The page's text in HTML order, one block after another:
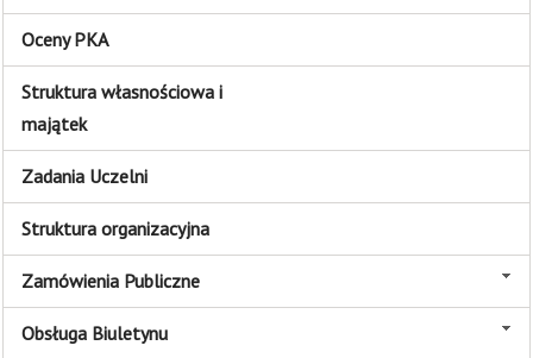
Oceny PKA
Struktura własnościowa i
majątek
Zadania Uczelni
Struktura organizacyjna
Zamówienia Publiczne
Obsługa Biuletynu